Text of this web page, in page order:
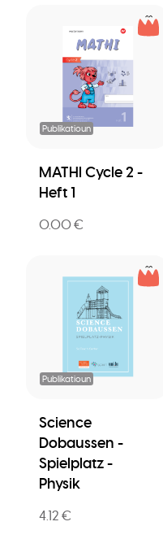
Publikatioun
MATHI Cycle 2 -
Heft 1
0.00 €
Publikatioun
Science
Dobaussen -
Spielplatz -
Physik
4.12 €